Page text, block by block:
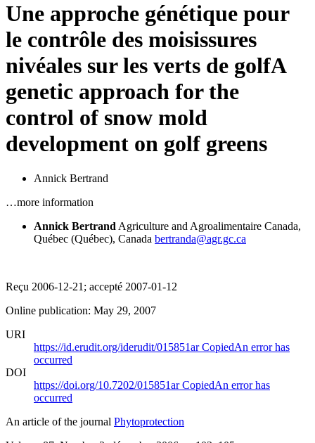
Une approche génétique pour
le contrôle des moisissures
nivéales sur les verts de golfA
genetic approach for the
control of snow mold
development on golf greens
Annick Bertrand
…more information
Annick Bertrand Agriculture and Agroalimentaire Canada,
Québec (Québec), Canada bertranda@agr.gc.ca
Reçu 2006-12-21; accepté 2007-01-12
Online publication: May 29, 2007
URI
https://id.erudit.org/iderudit/015851arCopiedAn error has
occurred
DOI
https://doi.org/10.7202/015851arCopiedAn error has
occurred
An article of the journal Phytoprotection